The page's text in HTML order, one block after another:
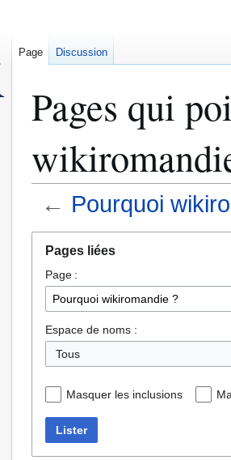
Pages qui
← Pourquoi
navigation
recherche
Pages liées
Page :
Espace de noms :
Tous
Masquer les inclusions
Lister
Page Discussion